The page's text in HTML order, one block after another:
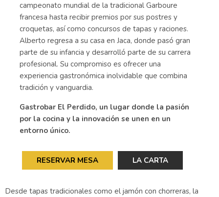
campeonato mundial de la tradicional Garboure
francesa hasta recibir premios por sus postres y
croquetas, así como concursos de tapas y raciones.
Alberto regresa a su casa en Jaca, donde pasó gran
parte de su infancia y desarrolló parte de su carrera
profesional. Su compromiso es ofrecer una
experiencia gastronómica inolvidable que combina
tradición y vanguardia.
Gastrobar El Perdido, un lugar donde la pasión
por la cocina y la innovación se unen en un
entorno único.
RESERVAR MESA LA CARTA
Desde tapas tradicionales como el jamón con chorreras, la